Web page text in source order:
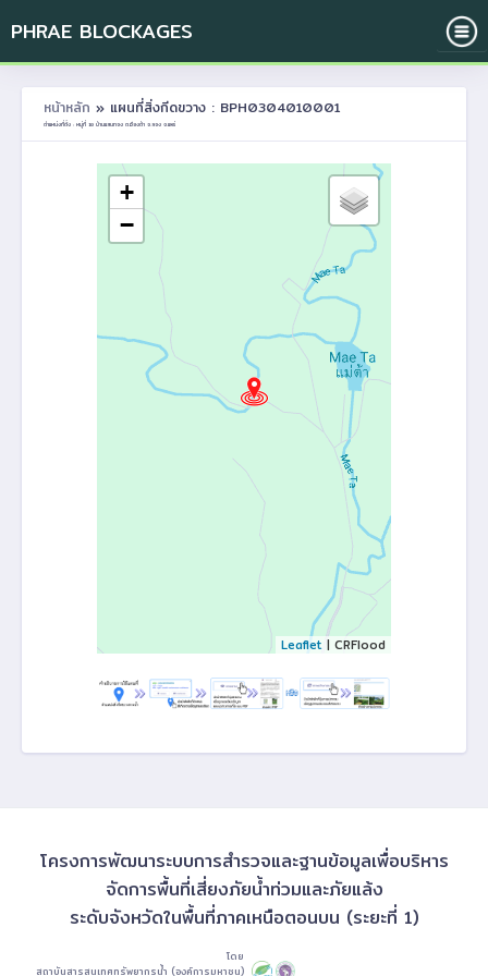
PHRAE BLOCKAGES
หน้าหลัก » แผนที่สิ่งกีดขวาง : BPH0304010001
ตำแหน่งที่ตั้ง : หมู่ที่ 10 บ้านแสนทอง ต.เวียงต้า อ.ลอง จ.แพร่
+
−
Leaflet | CRFlood
โครงการพัฒนาระบบการสำรวจและฐานข้อมูลเพื่อบริหาร
จัดการพื้นที่เสี่ยงภัยน้ำท่วมและภัยแล้ง
ระดับจังหวัดในพื้นที่ภาคเหนือตอนบน (ระยะที่ 1)
โดย
สถาบันสารสนเทศทรัพยากรน้ำ (องค์การมหาชน)